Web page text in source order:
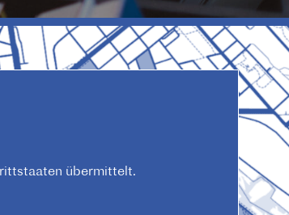
übermittelt.